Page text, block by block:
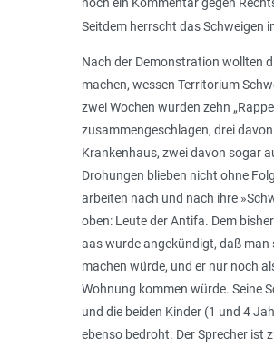
noch ein Kommentar gegen
Seitdem herrscht das Schweigen
Nach der Demonstration wollten
machen, wessen Territorium
zwei Wochen wurden zehn
zusammengeschlagen, drei
Krankenhaus, zwei davon sogar
Drohungen blieben nicht ohne
arbeiten nach und nach ihre
oben: Leute der Antifa. Dem
aas wurde angekündigt, daß man
machen würde, und er nur noch
Wohnung kommen würde. Seine
und die beiden Kinder (1 und 4
ebenso bedroht. Der Sprecher ist